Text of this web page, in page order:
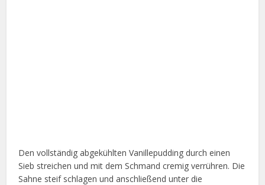
Den vollständig abgekühlten Vanillepudding durch einen
Sieb streichen und mit dem Schmand cremig verrühren. Die
Sahne steif schlagen und anschließend unter die